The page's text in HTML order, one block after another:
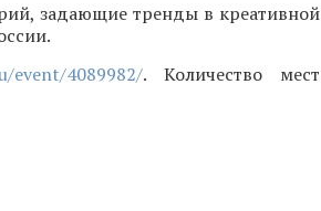
задающие тренды в креативной
event/4089982/. Количество мест